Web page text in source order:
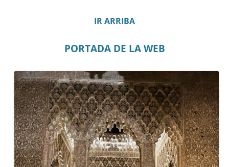
IR ARRIBA
PORTADA DE LA WEB